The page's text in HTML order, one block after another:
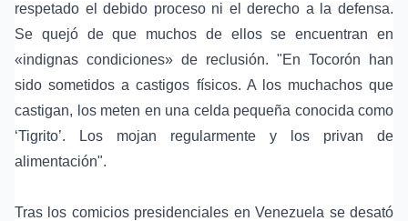
respetado el debido proceso ni el derecho a la defensa.
Se quejó de que muchos de ellos se encuentran en
«indignas condiciones» de reclusión. "En Tocorón han
sido sometidos a castigos físicos. A los muchachos que
castigan, los meten en una celda pequeña conocida como
‘Tigrito’. Los mojan regularmente y los privan de
alimentación".
Tras los comicios presidenciales en Venezuela se desató